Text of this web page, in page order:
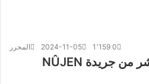
المحرر 2024-11-05 01٬159
صدور العدد الحادي عشر من جريدة NÛJEN